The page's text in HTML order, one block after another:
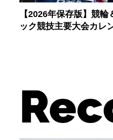
【2026年保存版】競輪
ック競技主要大会カレ